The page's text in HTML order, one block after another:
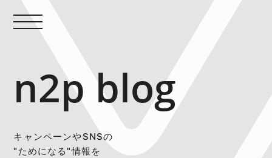
n2p blog
キャンペーンやSNSの
"ためになる"情報を